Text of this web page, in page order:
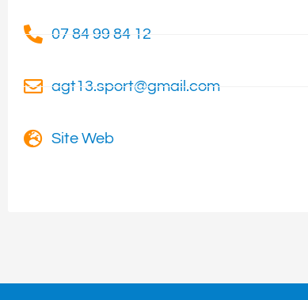
07 84 99 84 12
agt13.sport@gmail.com
Site Web